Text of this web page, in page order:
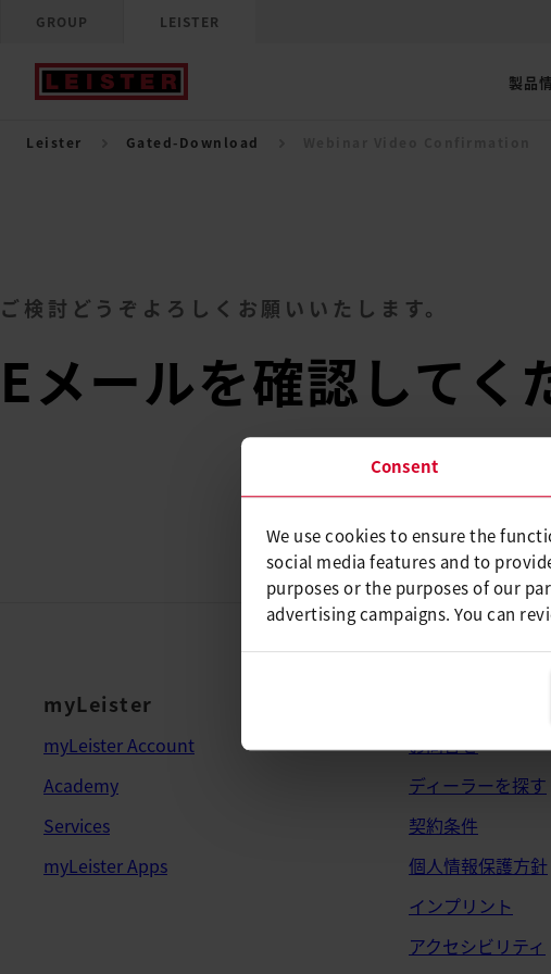
Consent
We use cookies to ensure the
social media features and to
purposes or the purposes of our
advertising campaigns. You can
GROUP LEISTER
製品
Leister Gated-Download
ご検討どうぞよろしくお願いいたします。
Eメールを確認してく
ダウンロードリンクについては、受信
myLeister
myLeister Account
Academy
Services
myLeister Apps
法的情報およ
お問合せ
ディーラーを探す
契約条件
個人情報保護方針
インプリント
アクセシビリティ